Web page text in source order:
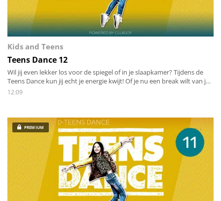
Kids and Teens
Teens Dance 12
Wil jij even lekker los voor de spiegel of in je slaapkamer? Tijdens de
Teens Dance kun jij echt je energie kwijt! Of je nu een break wilt van je
huiswerk of als je je broertje, zusje, vader of moeder even zat bent,
12:09
PREMIUM